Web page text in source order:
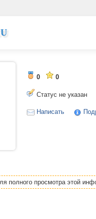
0 0
Статус не указан
Написать
полного просмотра этой